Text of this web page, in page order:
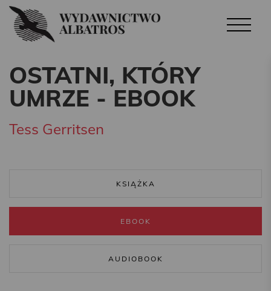
OSTATNI, KTÓRY
UMRZE - EBOOK
Tess Gerritsen
KSIĄŻKA
EBOOK
AUDIOBOOK